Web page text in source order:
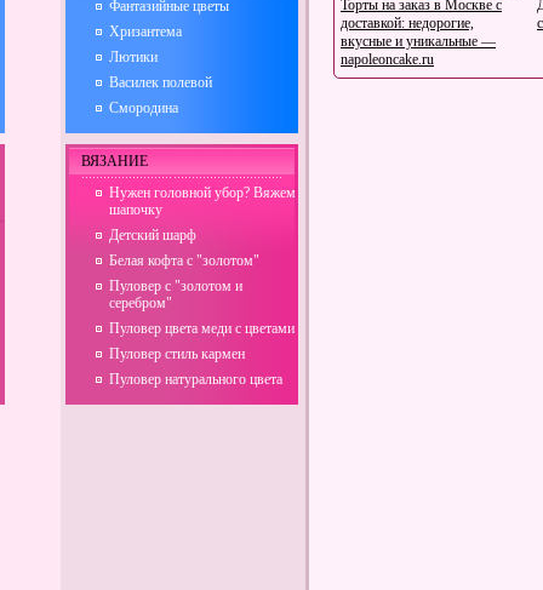
Торты на заказ в Москве с
доставкой: недорогие,
вкусные и уникальные —
napoleoncake.ru
Фантазийные цветы
Хризантема
Лютики
Василек полевой
Смородина
ВЯЗАНИЕ
Нужен головной убор? Вяжем
шапочку
Детский шарф
Белая кофта с "золотом"
Пуловер с "золотом и
серебром"
Пуловер цвета меди с цветами
Пуловер стиль кармен
Пуловер натурального цвета